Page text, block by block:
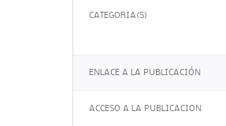
CATEGORIA(S)
ENLACE A LA PUBLICACIÓN
ACCESO A LA PUBLICACION